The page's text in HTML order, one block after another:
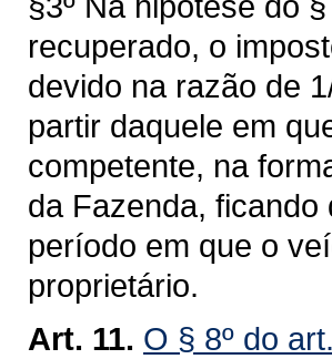
recuperado, o
devido na razão de
partir daquele em
competente, na
da Fazenda,
período em que o
proprietário.
Art. 11. O § 8º do